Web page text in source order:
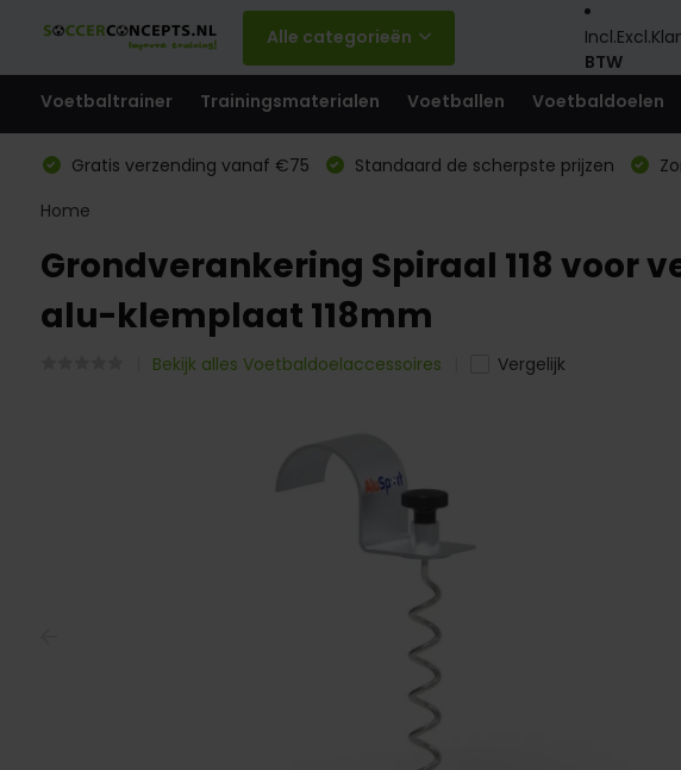
Alle categorieën Incl.Excl.
BTW
Voetbaltrainer Trainingsmaterialen Voetballen Voetbaldoelen
Gratis verzending vanaf €75 Standaard de scherpste prijzen
Home
Grondverankering Spiraal 118
alu-klemplaat 118mm
Bekijk alles Voetbaldoelaccessoires Vergelijk